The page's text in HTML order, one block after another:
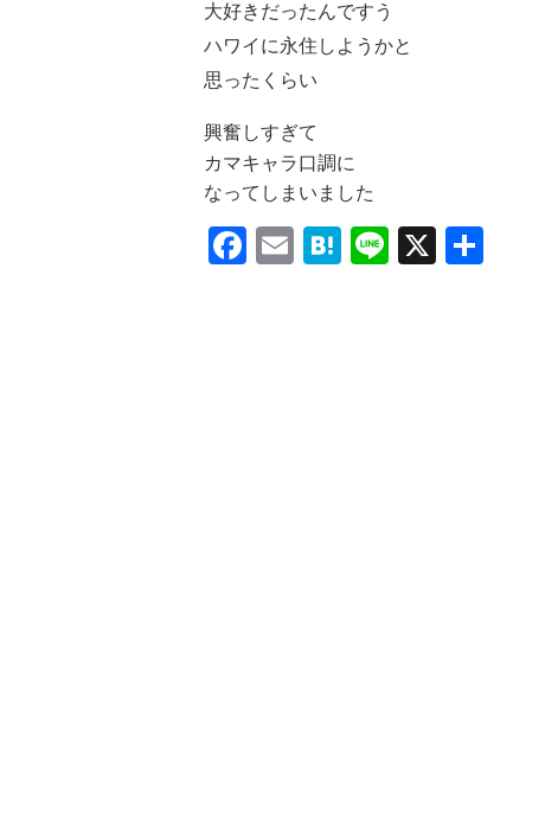
大好きだったんですう
ハワイに永住しようかと
思ったくらい
興奮しすぎて
カマキャラ口調に
なってしまいました
Facebook
EmailHatena
Line
X